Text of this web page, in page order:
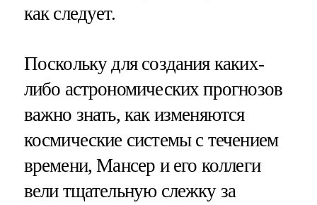
как следует.
Поскольку для создания каких-
либо астрономических прогнозов
важно знать, как изменяются
космические системы с течением
времени, Мансер и его коллеги
вели тщательную слежку за